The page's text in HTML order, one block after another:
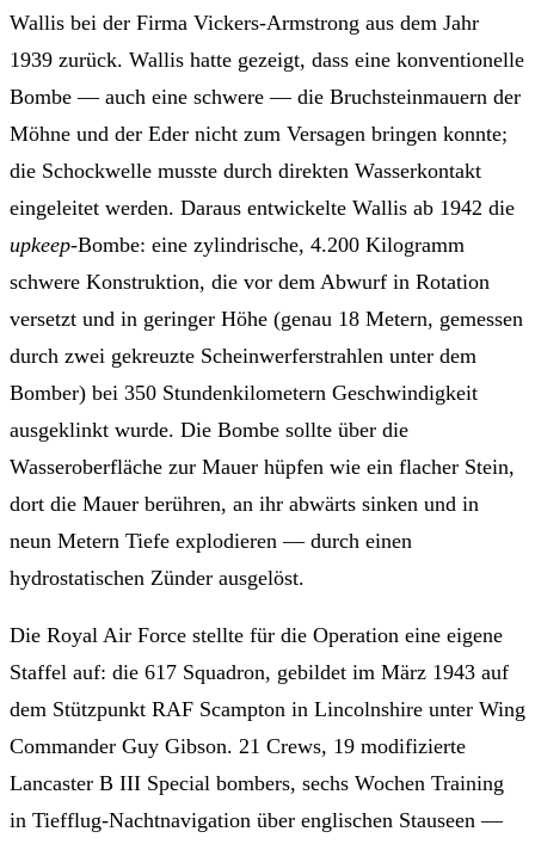
Wallis bei der Firma Vickers-Armstrong aus dem Jahr
1939 zurück. Wallis hatte gezeigt, dass eine konventionelle
Bombe — auch eine schwere — die Bruchsteinmauern der
Möhne und der Eder nicht zum Versagen bringen konnte;
die Schockwelle musste durch direkten Wasserkontakt
eingeleitet werden. Daraus entwickelte Wallis ab 1942 die
upkeep-Bombe: eine zylindrische, 4.200 Kilogramm
schwere Konstruktion, die vor dem Abwurf in Rotation
versetzt und in geringer Höhe (genau 18 Metern, gemessen
durch zwei gekreuzte Scheinwerferstrahlen unter dem
Bomber) bei 350 Stundenkilometern Geschwindigkeit
ausgeklinkt wurde. Die Bombe sollte über die
Wasseroberfläche zur Mauer hüpfen wie ein flacher Stein,
dort die Mauer berühren, an ihr abwärts sinken und in
neun Metern Tiefe explodieren — durch einen
hydrostatischen Zünder ausgelöst.
Die Royal Air Force stellte für die Operation eine eigene
Staffel auf: die 617 Squadron, gebildet im März 1943 auf
dem Stützpunkt RAF Scampton in Lincolnshire unter Wing
Commander Guy Gibson. 21 Crews, 19 modifizierte
Lancaster B III Special bombers, sechs Wochen Training
in Tiefflug-Nachtnavigation über englischen Stauseen —